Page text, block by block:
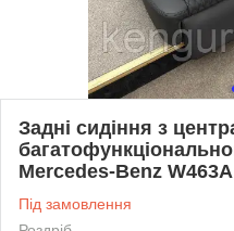
Задні сидіння з
Mercedes-Benz
Під замовлення